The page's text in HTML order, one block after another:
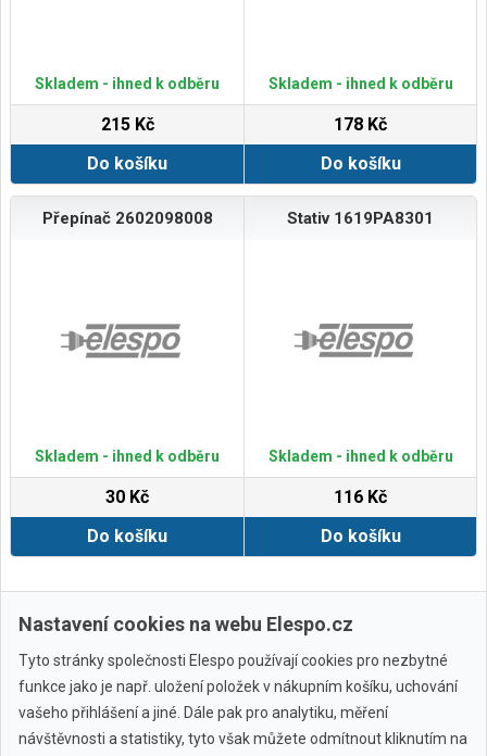
Skladem - ihned k odběru
215 Kč
Do košíku
Skladem - ihned k odběru
178 Kč
Do košíku
Přepínač 2602098008
Skladem - ihned k odběru
30 Kč
Do košíku
Stativ 1619PA8301
Skladem - ihned k odběru
116 Kč
Do košíku
Zobrazit další
Nastavení cookies na webu Elespo.cz
Tyto stránky společnosti Elespo používají cookies pro nezbytné
funkce jako je např. uložení položek v nákupním košíku, uchování
vašeho přihlášení a jiné. Dále pak pro analytiku, měření
návštěvnosti a statistiky, tyto však můžete odmítnout kliknutím na